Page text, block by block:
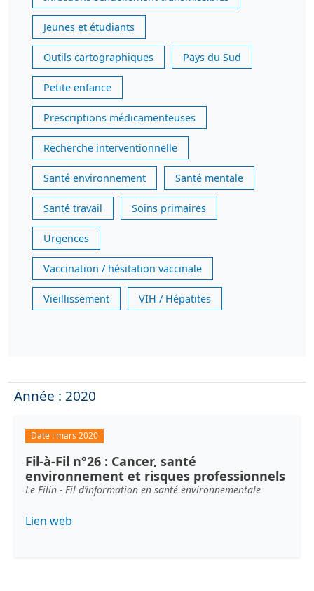
Jeunes et étudiants
Outils cartographiques Pays du Sud
Petite enfance
Prescriptions médicamenteuses
Recherche interventionnelle
Santé environnement Santé mentale
Santé travail Soins primaires
Urgences
Vaccination / hésitation vaccinale
Vieillissement VIH / Hépatites
Année : 2020
Date : mars 2020
Fil-à-Fil n°26 : Cancer, santé
environnement et risques professionnels
Le Filin - Fil d’information en santé environnementale
Lien web